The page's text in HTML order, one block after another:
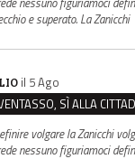
e superato. La Zanicchi
il 5 Ago
volgare la Zanicchi
nessuno figuriamoci